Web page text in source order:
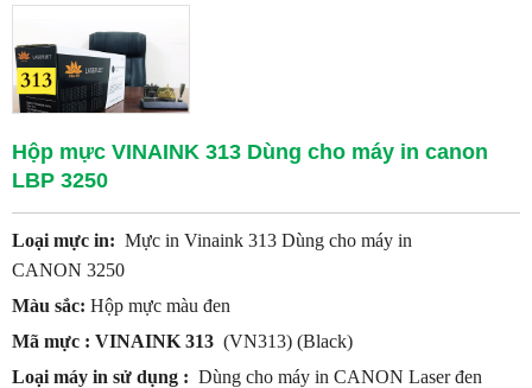
Hộp mực VINAINK 313 Dùng cho máy in canon
LBP 3250
Loại mực in: Mực in Vinaink 313 Dùng cho máy in
CANON 3250
Màu sắc: Hộp mực màu đen
Mã mực : VINAINK 313 (VN313) (Black)
Loại máy in sử dụng : Dùng cho máy in CANON Laser đen